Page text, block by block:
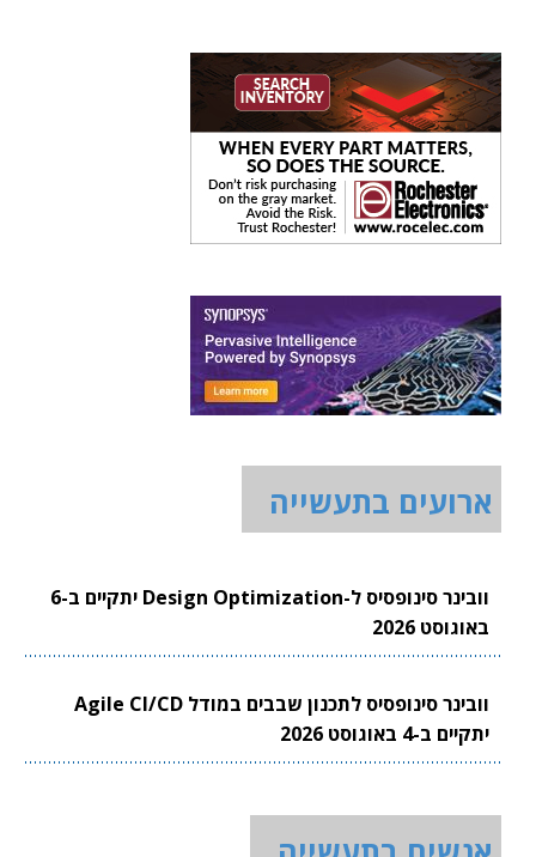
ארועים בתעשייה
וובינר סינופסיס ל-Design Optimization יתקיים ב-6
באוגוסט 2026
וובינר סינופסיס לתכנון שבבים במודל Agile CI/CD
יתקיים ב-4 באוגוסט 2026